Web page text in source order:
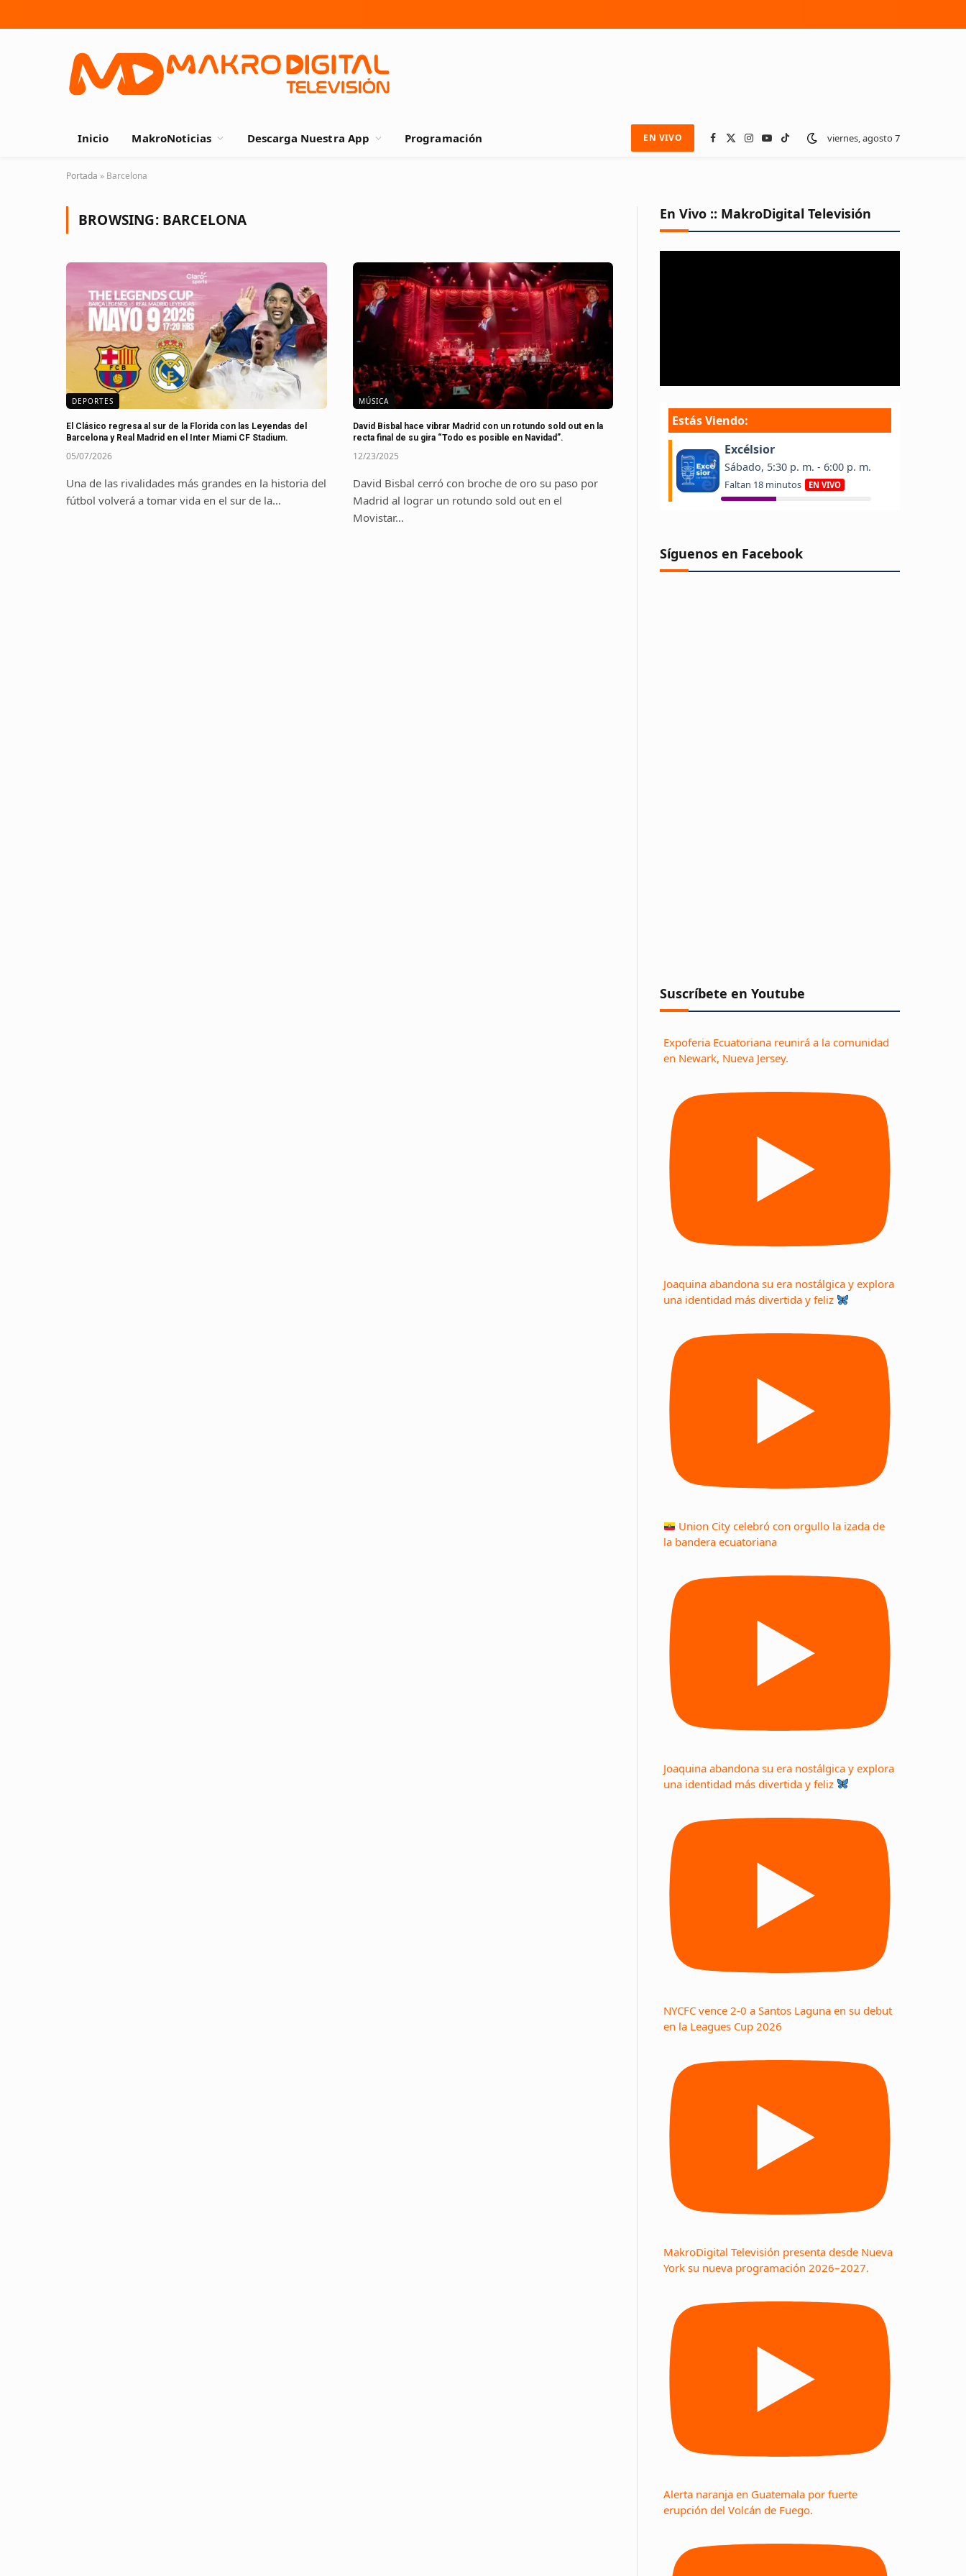
Inicio MakroNoticias Descarga Nuestra App Programación EN VIVO Facebook
X
Instagram
YouTube
TikTok viernes, agosto 7
Portada » Barcelona
BROWSING: BARCELONA
DEPORTES
El Clásico regresa al sur de la Florida con las Leyendas del
Barcelona y Real Madrid en el Inter Miami CF Stadium.
05/07/2026
Una de las rivalidades más grandes en la historia del
fútbol volverá a tomar vida en el sur de la…
MÚSICA
David Bisbal hace vibrar Madrid con un rotundo sold out en la
recta final de su gira “Todo es posible en Navidad”.
12/23/2025
David Bisbal cerró con broche de oro su paso por
Madrid al lograr un rotundo sold out en el
Movistar…
En Vivo :: MakroDigital Televisión
Síguenos en Facebook
Suscríbete en Youtube
Expoferia Ecuatoriana reunirá a la comunidad
en Newark, Nueva Jersey.
Joaquina abandona su era nostálgica y explora
una identidad más divertida y feliz
Union City celebró con orgullo la izada de
la bandera ecuatoriana
Joaquina abandona su era nostálgica y explora
una identidad más divertida y feliz
NYCFC vence 2-0 a Santos Laguna en su debut
en la Leagues Cup 2026
MakroDigital Televisión presenta desde Nueva
York su nueva programación 2026–2027.
Alerta naranja en Guatemala por fuerte
erupción del Volcán de Fuego.